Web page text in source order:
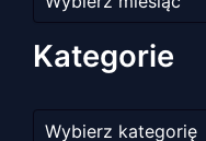
artykułów
Kategorie